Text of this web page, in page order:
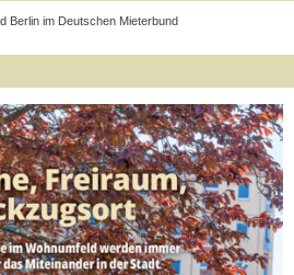
Berlin im Deutschen Mieterbund